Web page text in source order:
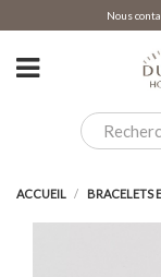
Nous
ACCUEIL BRACELETS